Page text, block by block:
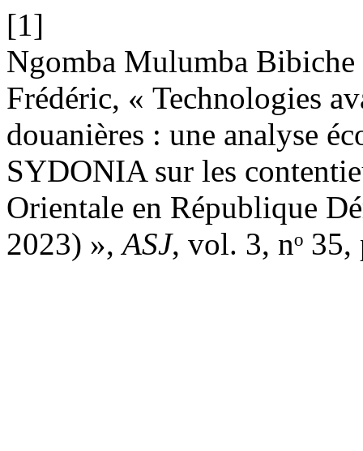
[1]
Ngomba Mulumba
Frédéric, « Technologies
douanières : une analyse
SYDONIA sur les
Orientale en République
2023) »,ASJ, vol. 3, nᵒ